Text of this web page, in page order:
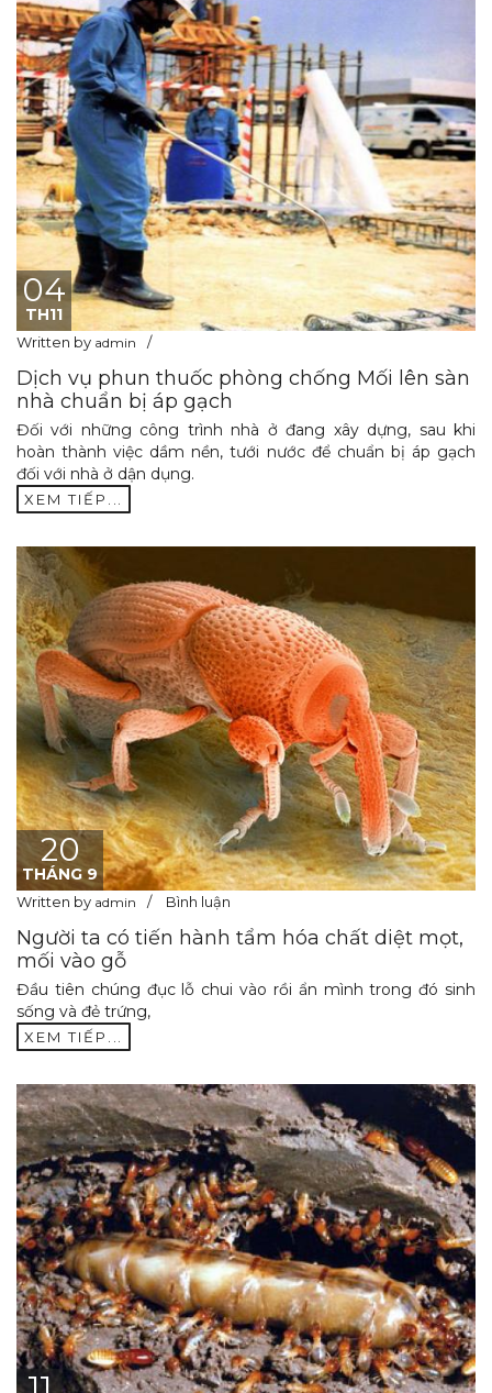
04
TH11
Written by admin
Dịch vụ phun thuốc phòng chống Mối lên sàn
nhà chuẩn bị áp gạch
Đối với những công trình nhà ở đang xây dựng, sau khi
hoàn thành việc dầm nền, tưới nước để chuẩn bị áp gạch
đối với nhà ở dận dụng.
XEM TIẾP...
20
THÁNG 9
Written by admin Bình luận
Người ta có tiến hành tẩm hóa chất diệt mọt,
mối vào gỗ
Đầu tiên chúng đục lỗ chui vào rồi ẩn mình trong đó sinh
sống và đẻ trứng,
XEM TIẾP...